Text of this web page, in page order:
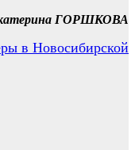
ГОРШКОВА
в Новосибирской